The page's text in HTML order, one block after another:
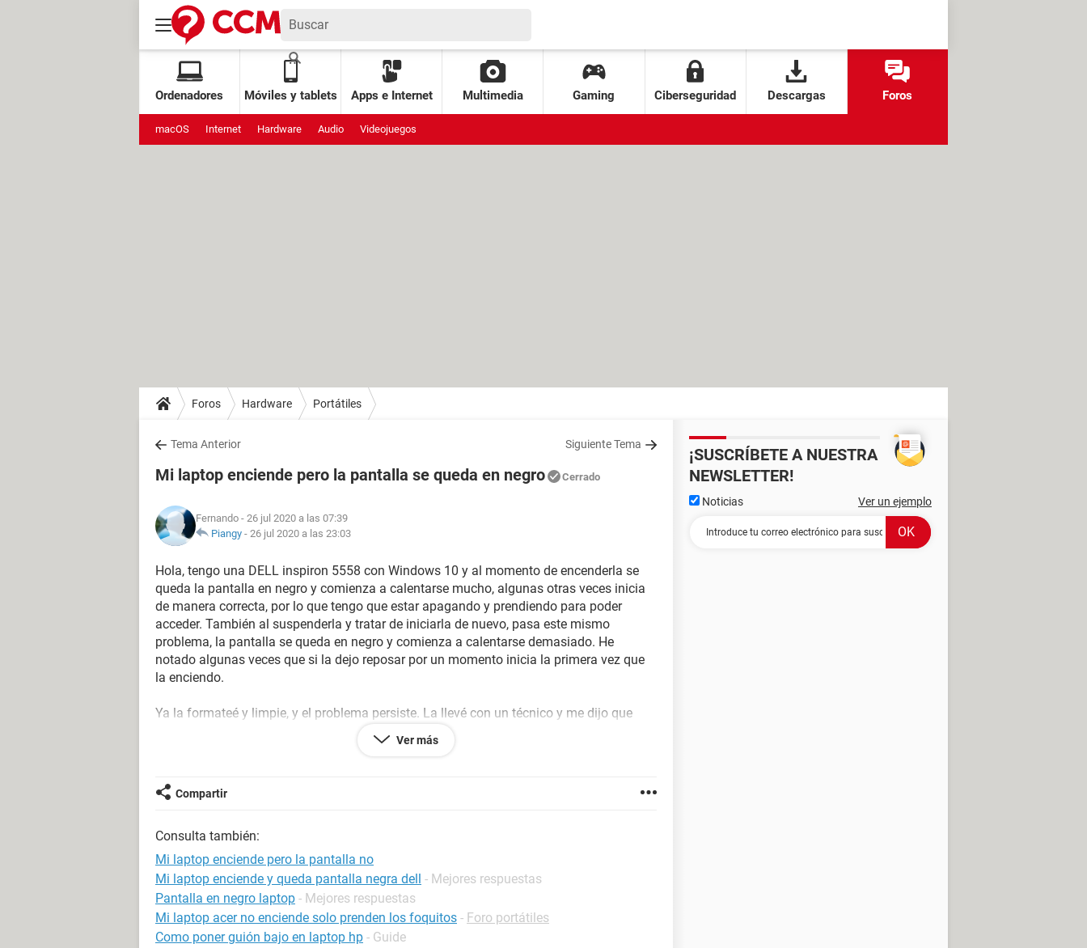
Ordenadores Móviles y tablets Apps e Internet Multimedia Gaming Ciberseguridad Descargas Foros
macOS Internet Hardware Audio Videojuegos
Foros Hardware Portátiles
Tema Anterior Siguiente Tema
Mi laptop enciende pero la pantalla se queda en negro Cerrado
Fernando - 26 jul 2020 a las 07:39
Piangy - 26 jul 2020 a las 23:03
Hola, tengo una DELL inspiron 5558 con Windows 10 y al momento de encenderla se
queda la pantalla en negro y comienza a calentarse mucho, algunas otras veces inicia
de manera correcta, por lo que tengo que estar apagando y prendiendo para poder
acceder. También al suspenderla y tratar de iniciarla de nuevo, pasa este mismo
problema, la pantalla se queda en negro y comienza a calentarse demasiado. He
notado algunas veces que si la dejo reposar por un momento inicia la primera vez que
la enciendo.
Ya la formateé y limpie, y el problema persiste. La llevé con un técnico y me dijo que
¿Alguien que me pueda ayudar?
Ver más
Compartir
Consulta también:
Mi laptop enciende pero la pantalla no
Mi laptop enciende y queda pantalla negra dell - Mejores respuestas
Pantalla en negro laptop - Mejores respuestas
Mi laptop acer no enciende solo prenden los foquitos - Foro portátiles
Como poner guión bajo en laptop hp - Guide
¡SUSCRÍBETE A NUESTRA
NEWSLETTER!
Noticias Ver un ejemplo